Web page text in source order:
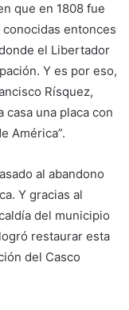
que en 1808 fue
entonces
el Libertador
Y es por eso,
Rísquez,
una placa con
América”.
al abandono
Y gracias al
del municipio
restaurar esta
del Casco